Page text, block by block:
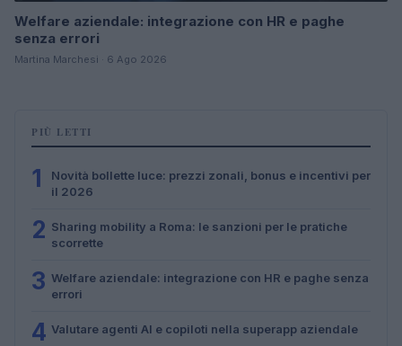
Welfare aziendale: integrazione con HR e paghe
senza errori
Martina Marchesi · 6 Ago 2026
PIÙ LETTI
1
Novità bollette luce: prezzi zonali, bonus e incentivi per
il 2026
2 Sharing mobility a Roma: le sanzioni per le pratiche
scorrette
3 Welfare aziendale: integrazione con HR e paghe senza
errori
4 Valutare agenti AI e copiloti nella superapp aziendale